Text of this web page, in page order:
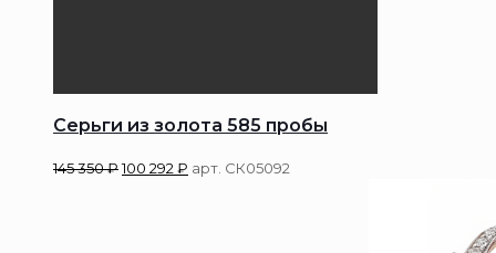
Серьги из золота 585 пробы
145 350₽100 292₽ арт. СК05092